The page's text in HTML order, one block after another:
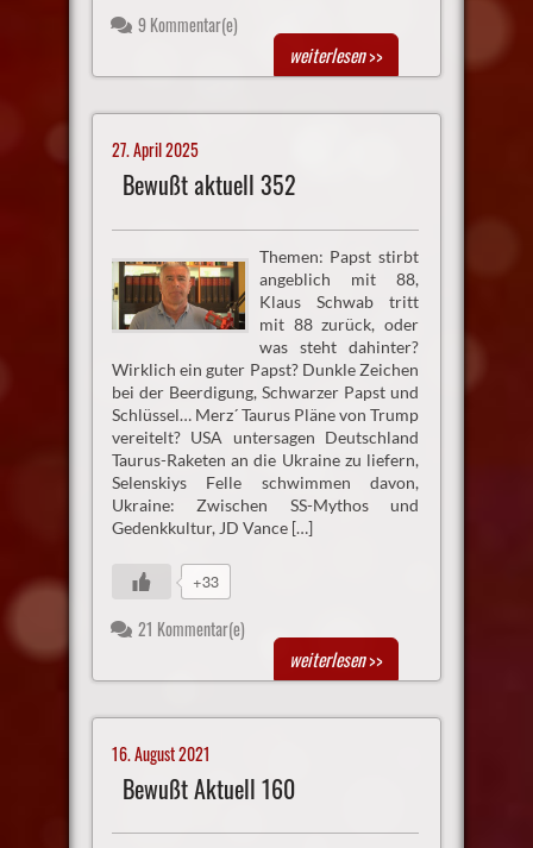
9 Kommentar(e)
weiterlesen>>
27. April 2025
Bewußt aktuell 352
Themen: Papst stirbt
angeblich mit 88,
Klaus Schwab tritt
mit 88 zurück, oder
was steht dahinter?
Wirklich ein guter Papst? Dunkle Zeichen
bei der Beerdigung, Schwarzer Papst und
Schlüssel… Merz´ Taurus Pläne von Trump
vereitelt? USA untersagen Deutschland
Taurus-Raketen an die Ukraine zu liefern,
Selenskiys Felle schwimmen davon,
Ukraine: Zwischen SS-Mythos und
Gedenkkultur, JD Vance […]
+33
21 Kommentar(e)
weiterlesen>>
16. August 2021
Bewußt Aktuell 160